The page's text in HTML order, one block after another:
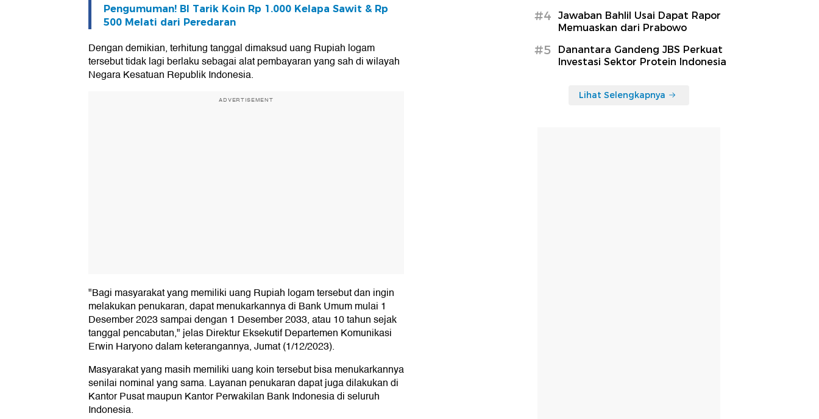
Pengumuman! BI Tarik Koin Rp 1.000 Kelapa Sawit & Rp
500 Melati dari Peredaran
Dengan demikian, terhitung tanggal dimaksud uang Rupiah logam
tersebut tidak lagi berlaku sebagai alat pembayaran yang sah di wilayah
Negara Kesatuan Republik Indonesia.
ADVERTISEMENT
"Bagi masyarakat yang memiliki uang Rupiah logam tersebut dan ingin
melakukan penukaran, dapat menukarkannya di Bank Umum mulai 1
Desember 2023 sampai dengan 1 Desember 2033, atau 10 tahun sejak
tanggal pencabutan," jelas Direktur Eksekutif Departemen Komunikasi
Erwin Haryono dalam keterangannya, Jumat (1/12/2023).
Masyarakat yang masih memiliki uang koin tersebut bisa menukarkannya
senilai nominal yang sama. Layanan penukaran dapat juga dilakukan di
Kantor Pusat maupun Kantor Perwakilan Bank Indonesia di seluruh
Indonesia.
#4
Jawaban Bahlil Usai Dapat Rapor
Memuaskan dari Prabowo
#5
Danantara Gandeng JBS Perkuat
Investasi Sektor Protein Indonesia
Lihat Selengkapnya